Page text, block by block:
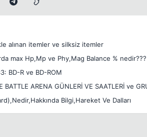
alınan itemler ve silksiz itemler
max Hp,Mp ve Phy,Mag Balance % nedir???
BD-R ve BD-ROM
BATTLE ARENA GÜNLERİ VE SAATLERİ ve
Bilgi,Hareket Ve Dalları